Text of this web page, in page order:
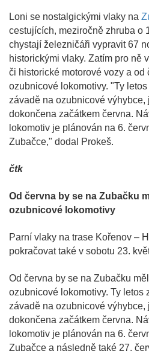
Loni se nostalgickými vlaky na
cestujících, meziročně zhruba o
chystají železničáři vypravit 67
historickými vlaky. Zatím pro ně
či historické motorové vozy a od
ozubnicové lokomotivy. "Ty
závadě na ozubnicové
dokončena začátkem června.
lokomotiv je plánován na 6.
Zubačce," dodal Prokeš.
čtk
Od června by se na Zubačku
ozubnicové lokomotivy
Parní vlaky na trase Kořenov –
pokračovat také v sobotu 23.
Od června by se na Zubačku
ozubnicové lokomotivy. Ty letos
závadě na ozubnicové
dokončena začátkem června.
lokomotiv je plánován na 6.
Zubačce a následně také 27.